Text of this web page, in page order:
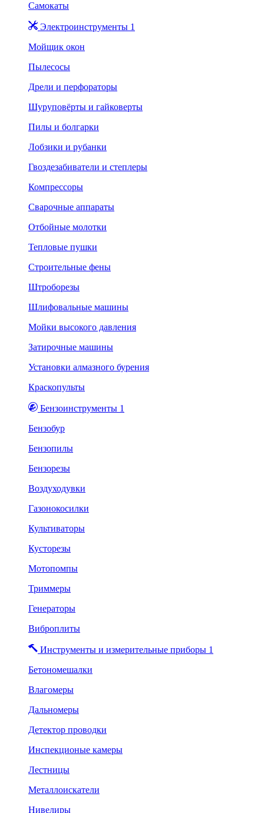
Самокаты
Электроинструменты 1
Мойщик окон
Пылесосы
Дрели и перфораторы
Шуруповёрты и гайковерты
Пилы и болгарки
Лобзики и рубанки
Гвоздезабиватели и степлеры
Компрессоры
Сварочные аппараты
Отбойные молотки
Тепловые пушки
Строительные фены
Штроборезы
Шлифовальные машины
Мойки высокого давления
Затирочные машины
Установки алмазного бурения
Краскопульты
Бензоинструменты 1
Бензобур
Бензопилы
Бензорезы
Воздуходувки
Газонокосилки
Культиваторы
Кусторезы
Мотопомпы
Триммеры
Генераторы
Виброплиты
Инструменты и измерительные приборы 1
Бетономешалки
Влагомеры
Дальномеры
Детектор проводки
Инспекционые камеры
Лестницы
Металлоискатели
Нивелиры